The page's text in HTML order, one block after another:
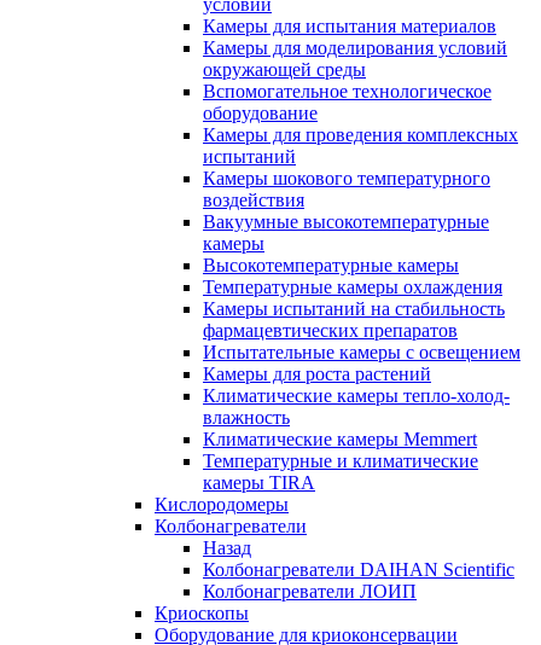
Камеры для испытания материалов
Камеры для моделирования условий
окружающей среды
Вспомогательное технологическое
оборудование
Камеры для проведения комплексных
испытаний
Камеры шокового температурного
воздействия
Вакуумные высокотемпературные
камеры
Высокотемпературные камеры
Температурные камеры охлаждения
Камеры испытаний на стабильность
фармацевтических препаратов
Испытательные камеры с освещением
Камеры для роста растений
Климатические камеры тепло-холод-
влажность
Климатические камеры Memmert
Температурные и климатические
камеры TIRA
Кислородомеры
Колбонагреватели
Назад
Колбонагреватели DAIHAN Scientific
Колбонагреватели ЛОИП
Криоскопы
Оборудование для криоконсервации